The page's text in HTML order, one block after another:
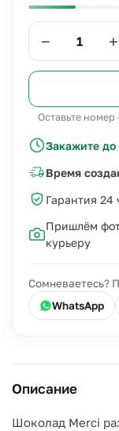
− +
Оставьте номер
Закажите до
Время
Гарантия 24
Пришлём
курьеру
Сомневаетесь?
WhatsApp
Описание
Шоколад Merci